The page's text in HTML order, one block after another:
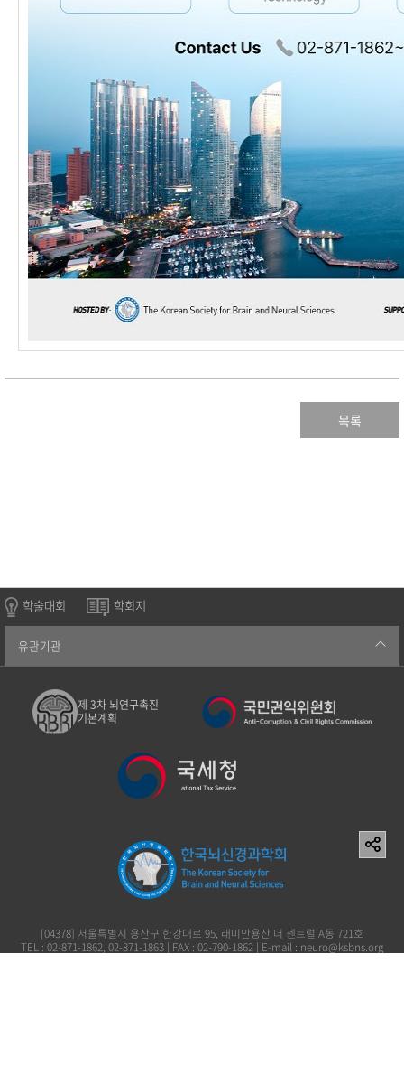
목록
학술대회 학회지
유관기관
제 3차 뇌연구촉진
기본계획
[04378] 서울특별시 용산구 한강대로 95, 래미안용산 더 센트럴 A동 721호
TEL : 02-871-1862, 02-871-1863 | FAX : 02-790-1862 | E-mail : neuro@ksbns.org